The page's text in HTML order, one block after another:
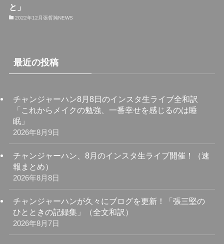
と」
2022年12月張哲瀚NEWS
最近の投稿
チャンジャーハン8月8日のインスタ生ライブ全和訳
「これからメイクの勉強、一番幸せを感じるのは睡
眠」
2026年8月9日
チャンジャーハン、8月のインスタ生ライブ開催！（速
報まとめ）
2026年8月8日
チャンジャーハンが久々にブログを更新！「張三堅の
ひとときの記録集」（全文和訳）
2026年8月7日